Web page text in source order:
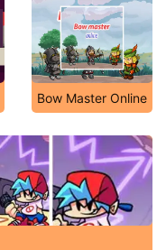
Bow Master Online